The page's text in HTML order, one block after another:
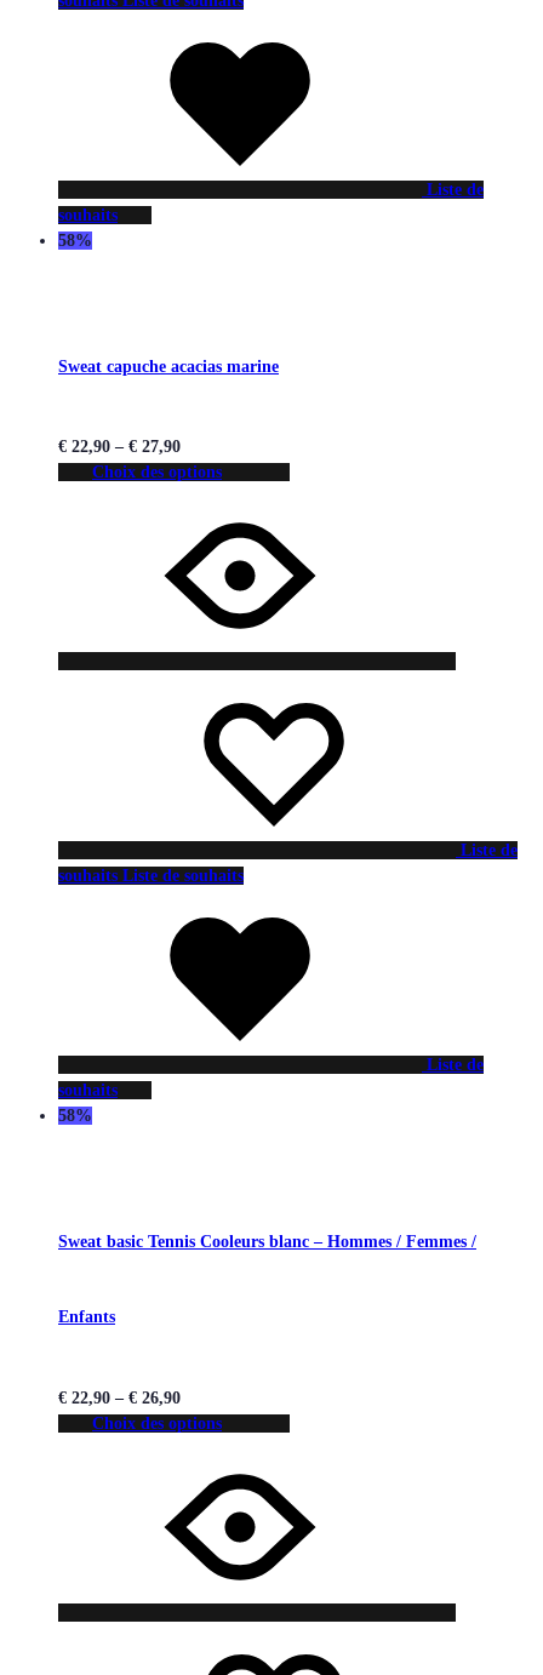
Liste de
souhaits
58%
Sweat capuche acacias marine
€ 22,90 – € 27,90
Choix des options
Liste de
souhaits Liste de souhaits
Liste de
souhaits
58%
Sweat basic Tennis Cooleurs blanc – Hommes / Femmes /
Enfants
€ 22,90 – € 26,90
Choix des options